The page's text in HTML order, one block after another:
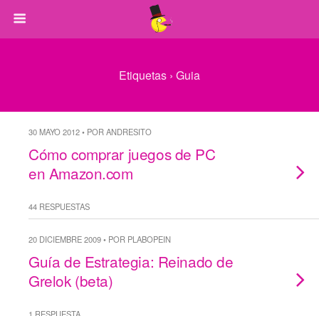
Etiquetas › Guia
30 MAYO 2012 • POR ANDRESITO
Cómo comprar juegos de PC
en Amazon.com
44 RESPUESTAS
20 DICIEMBRE 2009 • POR PLABOPEIN
Guía de Estrategia: Reinado de
Grelok (beta)